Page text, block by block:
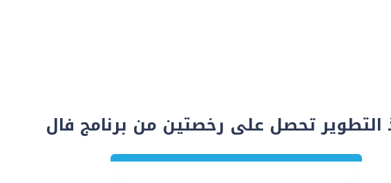
التطوير تحصل على رخصتين من برنامج فال